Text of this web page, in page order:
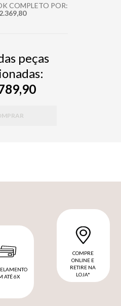
COMPLETO POR:
peças
ATÉ 6X
COMPRE
ONLINE E
RETIRE NA
LOJA*